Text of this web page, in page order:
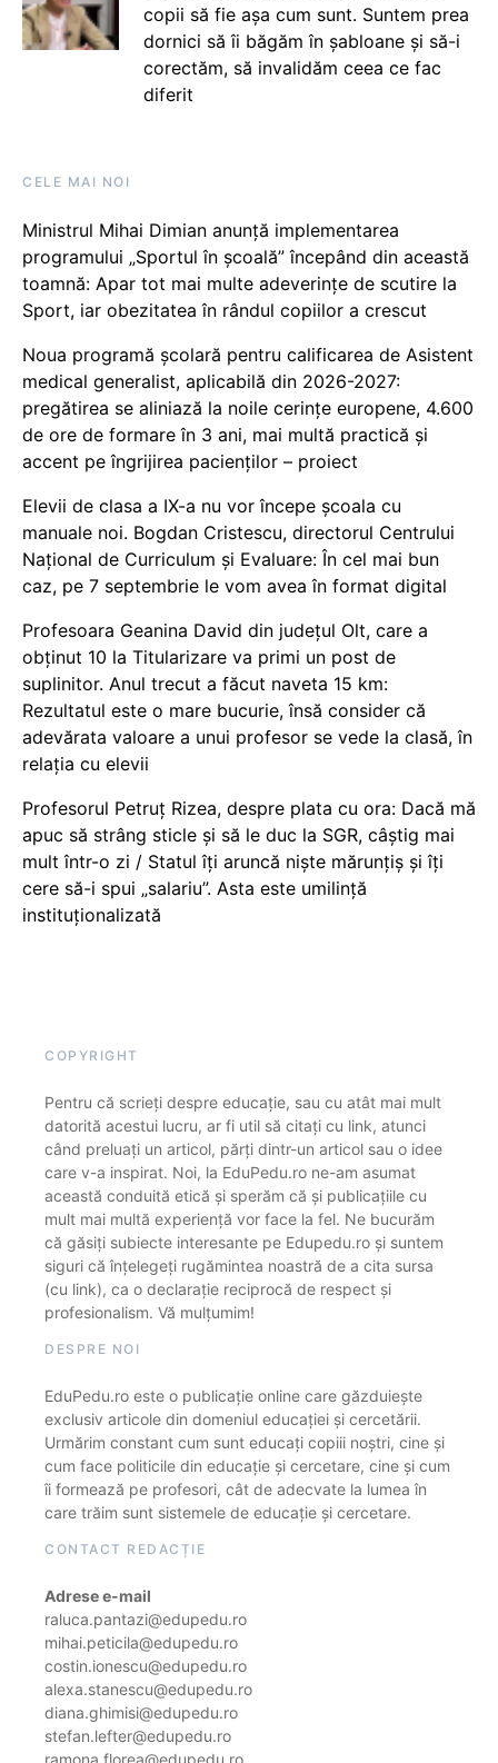
copii să fie așa cum sunt. Suntem prea
dornici să îi băgăm în șabloane și să-i
corectăm, să invalidăm ceea ce fac
diferit
CELE MAI NOI
Ministrul Mihai Dimian anunță implementarea
programului „Sportul în școală” începând din această
toamnă: Apar tot mai multe adeverințe de scutire la
Sport, iar obezitatea în rândul copiilor a crescut
Noua programă școlară pentru calificarea de Asistent
medical generalist, aplicabilă din 2026-2027:
pregătirea se aliniază la noile cerințe europene, 4.600
de ore de formare în 3 ani, mai multă practică și
accent pe îngrijirea pacienților – proiect
Elevii de clasa a IX-a nu vor începe școala cu
manuale noi. Bogdan Cristescu, directorul Centrului
Național de Curriculum și Evaluare: În cel mai bun
caz, pe 7 septembrie le vom avea în format digital
Profesoara Geanina David din județul Olt, care a
obținut 10 la Titularizare va primi un post de
suplinitor. Anul trecut a făcut naveta 15 km:
Rezultatul este o mare bucurie, însă consider că
adevărata valoare a unui profesor se vede la clasă, în
relația cu elevii
Profesorul Petruț Rizea, despre plata cu ora: Dacă mă
apuc să strâng sticle și să le duc la SGR, câștig mai
mult într-o zi / Statul îți aruncă niște mărunțiș și îți
cere să-i spui „salariu”. Asta este umilință
instituționalizată
COPYRIGHT
Pentru că scrieți despre educație, sau cu atât mai mult
datorită acestui lucru, ar fi util să citați cu link, atunci
când preluați un articol, părți dintr-un articol sau o idee
care v-a inspirat. Noi, la EduPedu.ro ne-am asumat
această conduită etică și sperăm că și publicațiile cu
mult mai multă experiență vor face la fel. Ne bucurăm
că găsiți subiecte interesante pe Edupedu.ro și suntem
siguri că înțelegeți rugămintea noastră de a cita sursa
(cu link), ca o declarație reciprocă de respect și
profesionalism. Vă mulțumim!
DESPRE NOI
EduPedu.ro este o publicație online care găzduiește
exclusiv articole din domeniul educației și cercetării.
Urmărim constant cum sunt educați copiii noștri, cine și
cum face politicile din educație și cercetare, cine și cum
îi formează pe profesori, cât de adecvate la lumea în
care trăim sunt sistemele de educație și cercetare.
CONTACT REDACȚIE
Adrese e-mail
raluca.pantazi@edupedu.ro
mihai.peticila@edupedu.ro
costin.ionescu@edupedu.ro
alexa.stanescu@edupedu.ro
diana.ghimisi@edupedu.ro
stefan.lefter@edupedu.ro
ramona.florea@edupedu.ro